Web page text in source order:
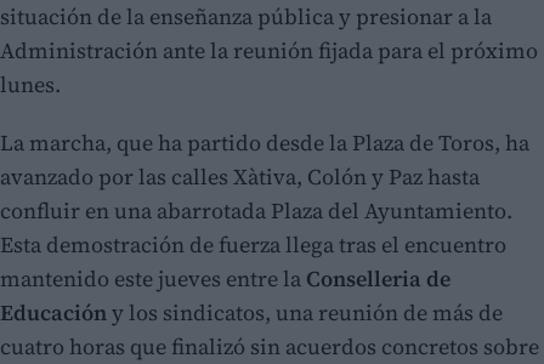
situación de la enseñanza pública y presionar a la
Administración ante la reunión fijada para el próximo
lunes.
La marcha, que ha partido desde la Plaza de Toros, ha
avanzado por las calles Xàtiva, Colón y Paz hasta
confluir en una abarrotada Plaza del Ayuntamiento.
Esta demostración de fuerza llega tras el encuentro
mantenido este jueves entre la Conselleria de
Educacióny los sindicatos, una reunión de más de
cuatro horas que finalizó sin acuerdos concretos sobre